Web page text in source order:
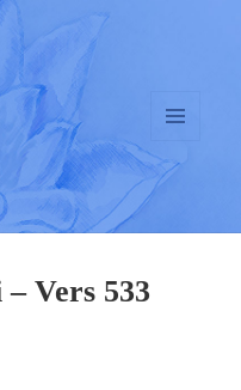
UND
WIDGETS
Vers 533